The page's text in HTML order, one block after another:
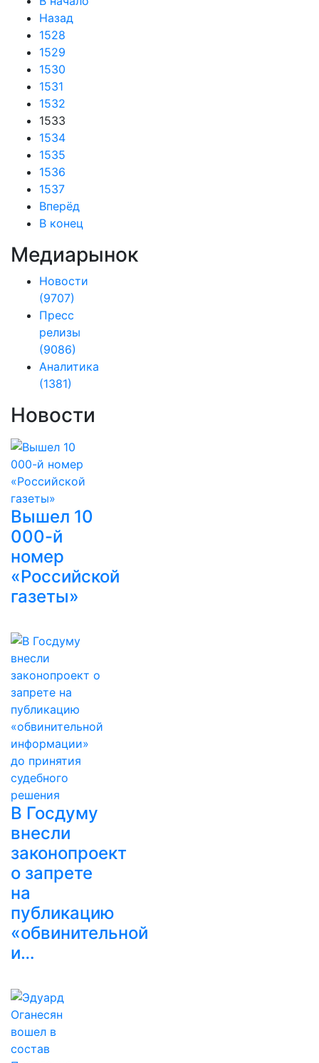
Назад
1528
1529
1530
1531
1532
1533
1534
1535
1536
1537
Вперёд
В конец
Медиарынок
Новости
(9707)
Пресс
релизы
(9086)
Аналитика
(1381)
Новости
Вышел 10
000-й
номер
«Российской
газеты»
В Госдуму
внесли
законопроект
о запрете
на
публикацию
«обвинительной
и…